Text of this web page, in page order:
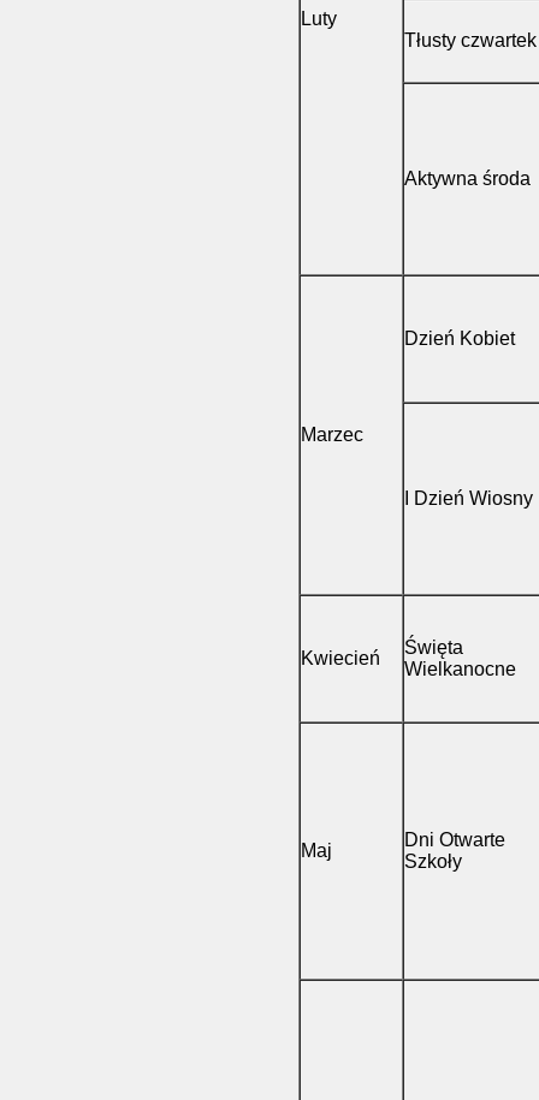
Luty
Tłusty czwartek
Aktywna środa
Marzec
Dzień Kobiet
I Dzień Wiosny
Kwiecień
Święta
Wielkanocne
Maj
Dni Otwarte
Szkoły